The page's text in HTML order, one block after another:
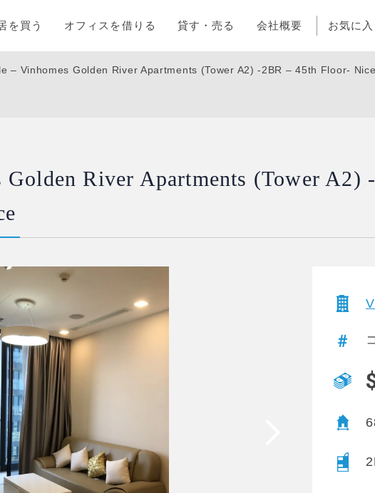
を買う オフィスを借りる 貸す・売る 会社概要 お気に入
– Vinhomes Golden River Apartments (Tower A2) -2BR – 45th Floor-
Golden River Apartments (Tower A2)